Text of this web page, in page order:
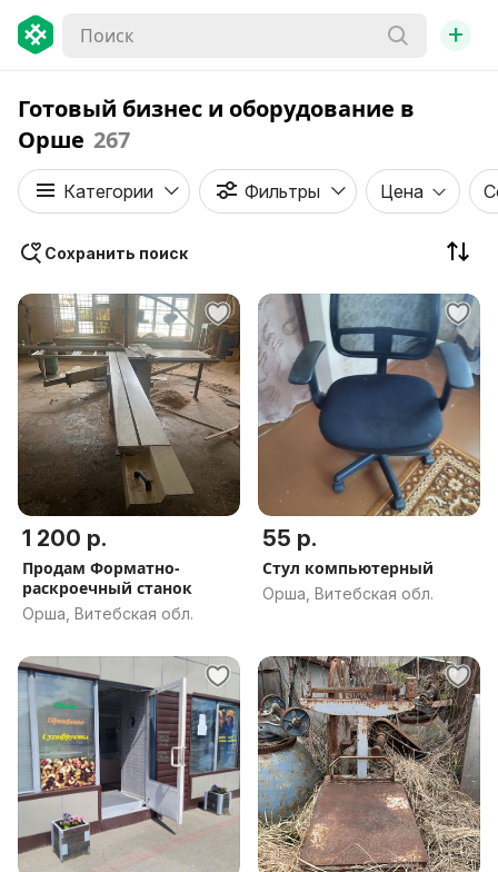
+
Готовый бизнес и оборудование в
Орше 267
Категории Фильтры Цена
Сохранить поиск
1 200 р.
Продам Форматно-
раскроечный станок
Орша, Витебская обл.
55 р.
Стул компьютерный
Орша, Витебская обл.